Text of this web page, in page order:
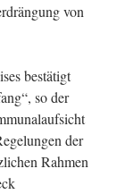
von
bestätigt
so der
der
Rahmen